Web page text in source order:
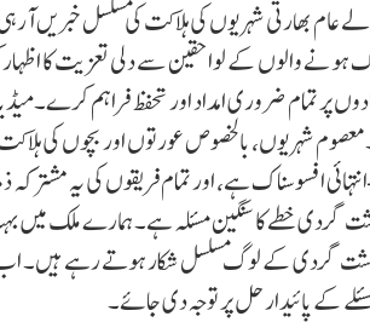
عام بھارتی شہریوں کی ہلاکت کی مسلسل خبریں
ہونے والوں کے لواحقین سے دلی تعزیت کا
پر تمام ضروری امداد اور تحفظ فراہم
شہریوں، بالخصوص عورتوں اور بچوں کی
افسوسناک ہے، اور تمام فریقوں کی یہ
گردی خطے کا سنگین مسئلہ ہے۔ ہمارے ملک میں
دہشت گردی کے لوگ مسلسل شکار ہوتے رہے ہیں۔
کے پائیدار حل پر توجہ دی جائے۔